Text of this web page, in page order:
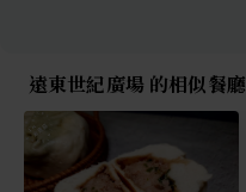
遠東世紀廣場 的相似餐廳